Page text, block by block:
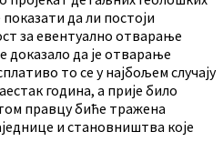
да ли постоји
за евентуално отварање
доказало да је отварање
то се у најбољем случају
година, а прије било
правцу биће тражена
и становништва које